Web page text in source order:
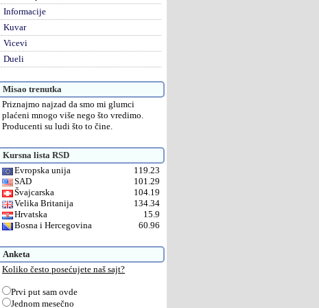
Informacije
Kuvar
Vicevi
Dueli
Misao trenutka
Priznajmo najzad da smo mi glumci
plaćeni mnogo više nego što vredimo.
Producenti su ludi što to čine.
Kursna lista RSD
Evropska unija
119.23
SAD
101.29
Švajcarska
104.19
Velika Britanija
134.34
Hrvatska
15.9
Bosna i Hercegovina
60.96
Anketa
Koliko često posećujete naš sajt?
Prvi put sam ovde
Jednom mesečno